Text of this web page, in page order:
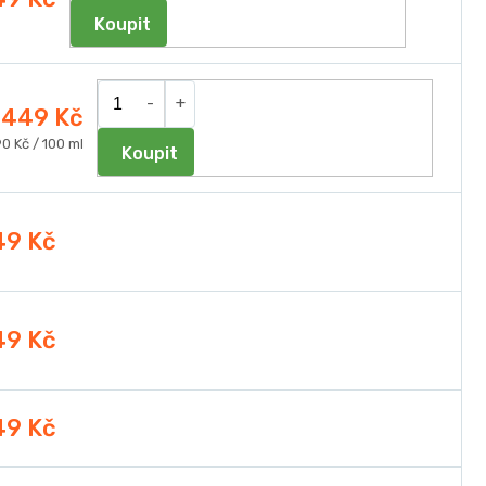
Do košíku
449 Kč
Kč / 100 ml Do košíku
Kč
Kč
Kč